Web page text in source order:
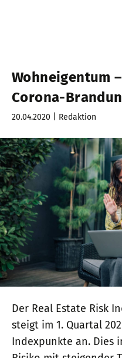
Wohneigentum
Corona-
20.04.2020 | Redaktion
Der Real Estate Risk
steigt im 1. Quartal
Indexpunkte an. Dies